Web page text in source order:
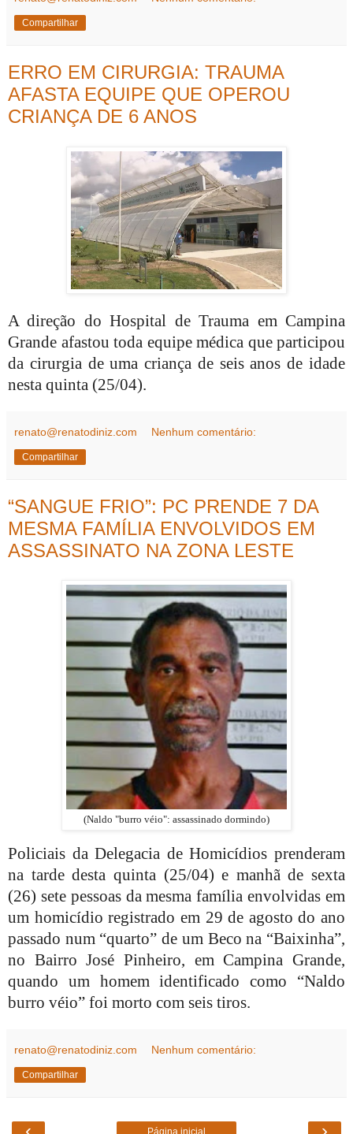
Compartilhar
ERRO EM CIRURGIA: TRAUMA
AFASTA EQUIPE QUE OPEROU
CRIANÇA DE 6 ANOS
A direção do Hospital de Trauma em Campina
Grande afastou toda equipe médica que participou
da cirurgia de uma criança de seis anos de idade
nesta quinta (25/04).
renato@renatodiniz.com Nenhum comentário:
Compartilhar
“SANGUE FRIO”: PC PRENDE 7 DA
MESMA FAMÍLIA ENVOLVIDOS EM
ASSASSINATO NA ZONA LESTE
(Naldo "burro véio": assassinado dormindo)
Policiais da Delegacia de Homicídios prenderam
na tarde desta quinta (25/04) e manhã de sexta
(26) sete pessoas da mesma família envolvidas em
um homicídio registrado em 29 de agosto do ano
passado num “quarto” de um Beco na “Baixinha”,
no Bairro José Pinheiro, em Campina Grande,
quando um homem identificado como “Naldo
burro véio” foi morto com seis tiros.
renato@renatodiniz.com Nenhum comentário:
Compartilhar
Página inicial